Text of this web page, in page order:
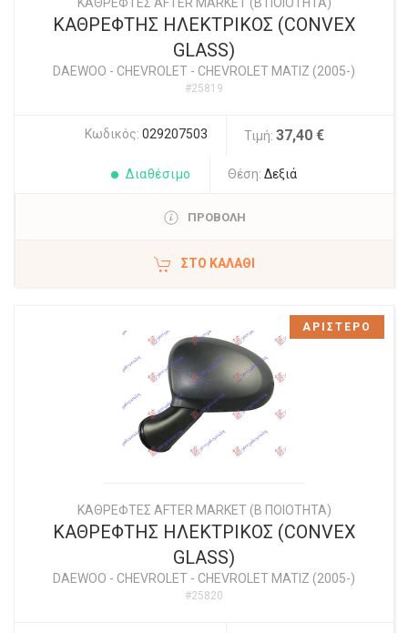
ΚΑΘΡΕΦΤΕΣ AFTER MARKET (Β ΠΟΙΟΤΗΤΑ)
ΚΑΘΡΕΦΤΗΣ ΗΛΕΚΤΡΙΚΟΣ (CONVEX
GLASS)
DAEWOO - CHEVROLET - CHEVROLET MATIZ (2005-)
#25819
Κωδικός: 029207503 Τιμή: 37,40 €
Διαθέσιμο Θέση: Δεξιά
ΠΡΟΒΟΛΗ
ΣΤΟ ΚΑΛΆΘΙ
ΚΑΘΡΕΦΤΕΣ AFTER MARKET (Β ΠΟΙΟΤΗΤΑ)
ΚΑΘΡΕΦΤΗΣ ΗΛΕΚΤΡΙΚΟΣ (CONVEX
GLASS)
DAEWOO - CHEVROLET - CHEVROLET MATIZ (2005-)
#25820
ΑΡΙΣΤΕΡΟ